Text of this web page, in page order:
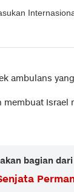
ambulans
bagian dari